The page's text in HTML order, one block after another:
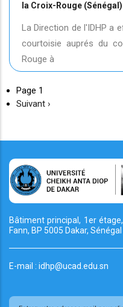
la Croix-Rouge (Sénégal)
La Direction de l'IDHP a
courtoisie auprés du
Rouge à
Page 1
Page
Suivant ›
Bâtiment principal, 1er
Fann, BP 5005 Dakar, Sénégal
E-mail : idhp@ucad.edu.sn